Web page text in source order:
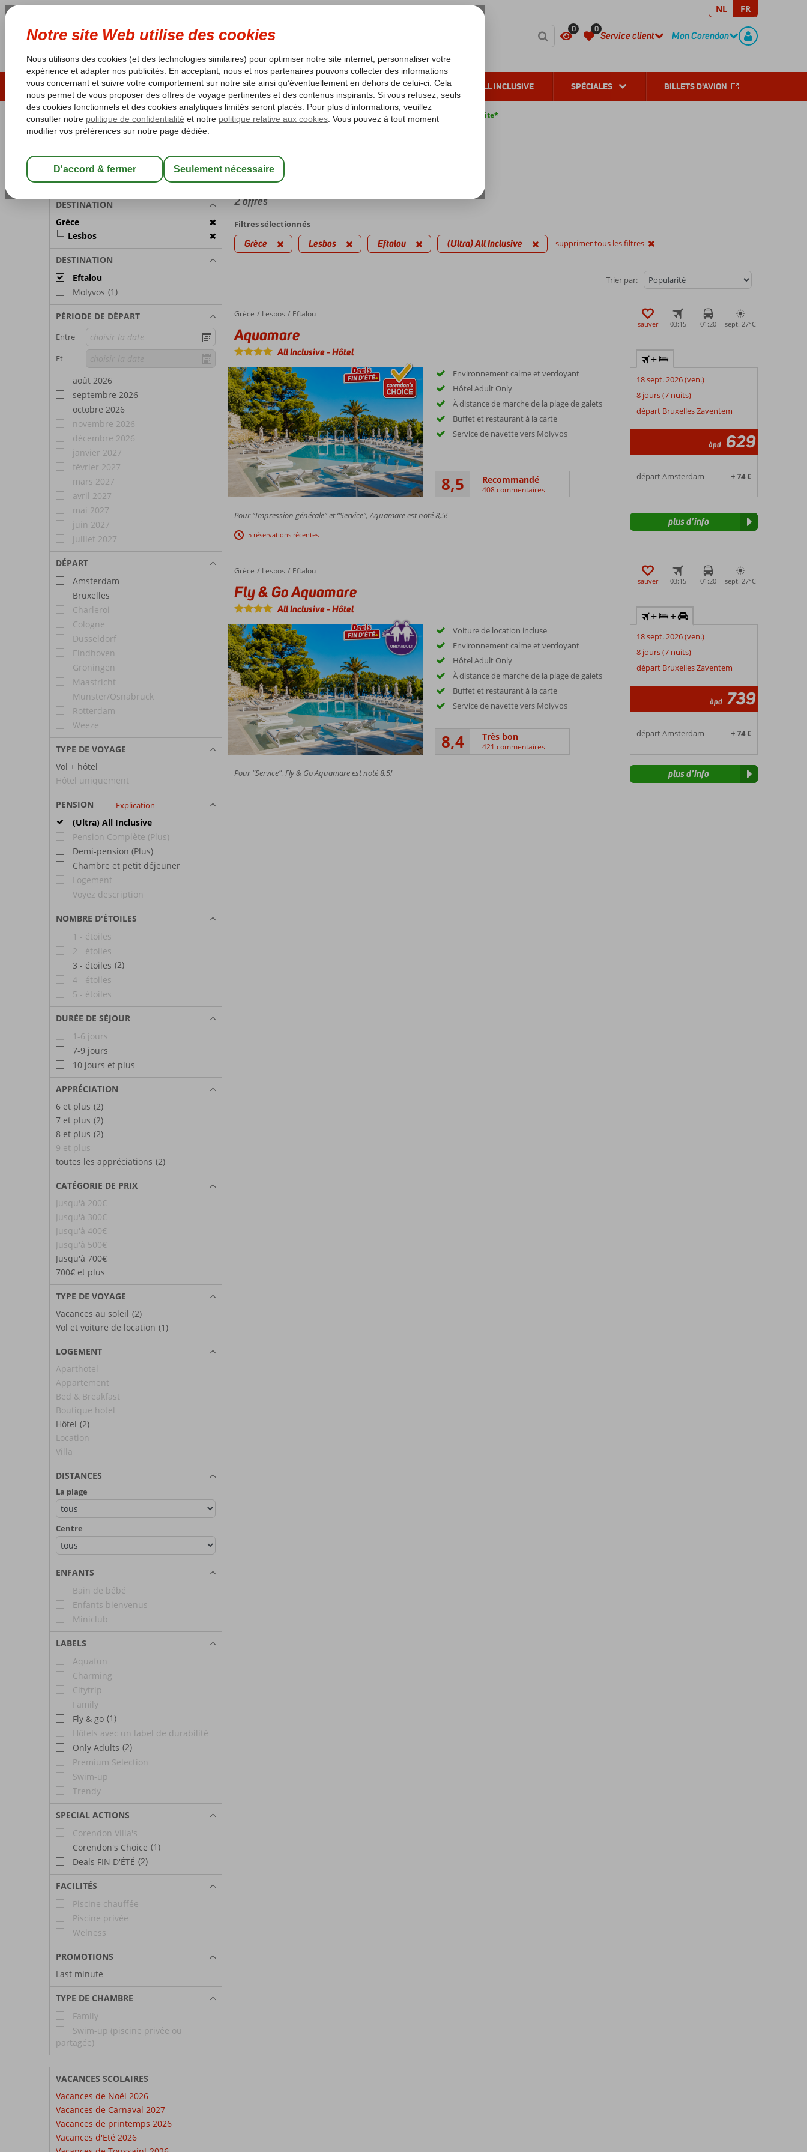
0 0
Service client
CONTACT
Mon Corendon
REGISTERNL FR
ÉTÉ 2026 LAST MINUTES SOLEIL D'HIVER VACANCES AU SOLEIL ALL INCLUSIVE SPÉCIALES BILLETS D'AVION
Les garanties de vacances Garantie du prix le plus bas* Pas de surcharge carburant Annulation gratuite*
Chambre 1: 2 Personnes
Modifier les participants
DESTINATION
Grèce
Lesbos
DESTINATION
Eftalou
Molyvos (1)
PÉRIODE DE DÉPART
Entre
Et
août 2026
septembre 2026
octobre 2026
novembre 2026
décembre 2026
janvier 2027
février 2027
mars 2027
avril 2027
mai 2027
juin 2027
juillet 2027
DÉPART
Amsterdam
Bruxelles
Charleroi
Cologne
Düsseldorf
Eindhoven
Groningen
Maastricht
Münster/Osnabrück
Rotterdam
Weeze
TYPE DE VOYAGE
Vol + hôtel
Hôtel uniquement
PENSION Explication
(Ultra) All Inclusive
Pension Complète (Plus)
Demi-pension (Plus)
Chambre et petit déjeuner
Logement
Voyez description
NOMBRE D'ÉTOILES
1 - étoiles
2 - étoiles
3 - étoiles (2)
4 - étoiles
5 - étoiles
DURÉE DE SÉJOUR
1-6 jours
7-9 jours
10 jours et plus
APPRÉCIATION
6 et plus (2)
7 et plus (2)
8 et plus (2)
9 et plus
toutes les appréciations (2)
CATÉGORIE DE PRIX
Jusqu'à 200€
Jusqu'à 300€
Jusqu'à 400€
Jusqu'à 500€
Jusqu'à 700€
700€ et plus
TYPE DE VOYAGE
Vacances au soleil (2)
Vol et voiture de location (1)
LOGEMENT
Aparthotel
Appartement
Bed & Breakfast
Boutique hotel
Hôtel (2)
Location
Villa
DISTANCES
La plage
Centre
ENFANTS
Bain de bébé
Enfants bienvenus
Miniclub
LABELS
Aquafun
Charming
Citytrip
Family
Fly & go (1)
Hôtels avec un label de durabilité
Only Adults (2)
Premium Selection
Swim-up
Trendy
SPECIAL ACTIONS
Corendon Villa's
Corendon's Choice (1)
Deals FIN D'ÉTÉ (2)
FACILITÉS
Piscine chauffée
Piscine privée
Welness
PROMOTIONS
Last minute
TYPE DE CHAMBRE
Family
Swim-up (piscine privée ou
partagée)
VACANCES SCOLAIRES
Vacances de Noël 2026
Vacances de Carnaval 2027
Vacances de printemps 2026
Vacances d'Eté 2026
Eftalou
avec (Ultra) All Inclusive
2 offres
Filtres sélectionnés
Grèce Lesbos Eftalou (Ultra) All Inclusive supprimer tous les filtres
Trier par:
Accueil
Grèce Lesbos Eftalou
Aquamare
Aquamare
All Inclusive-Hôtel
sauver 03:15 01:20 sept. 27°C
Environnement calme et verdoyant
Hôtel Adult Only
À distance de marche de la plage de galets
Buffet et restaurant à la carte
Service de navette vers Molyvos
8,5 Recommandé
408 commentaires
+
18 sept. 2026 (ven.)
8 jours (7 nuits)
départ Bruxelles Zaventem
àpd 629
départ Amsterdam + 74 €
Pour “Impression générale” et “Service”, Aquamare est noté 8,5!
5 réservations récentes
plus d’info
Accueil
Grèce Lesbos Eftalou
Fly & Go Aquamare
Fly & Go Aquamare
All Inclusive-Hôtel
sauver 03:15 01:20 sept. 27°C
Voiture de location incluse
Environnement calme et verdoyant
Hôtel Adult Only
À distance de marche de la plage de galets
Buffet et restaurant à la carte
Service de navette vers Molyvos
8,4 Très bon
421 commentaires
+ +
18 sept. 2026 (ven.)
8 jours (7 nuits)
départ Bruxelles Zaventem
àpd 739
départ Amsterdam + 74 €
Pour “Service”, Fly & Go Aquamare est noté 8,5! plus d’info